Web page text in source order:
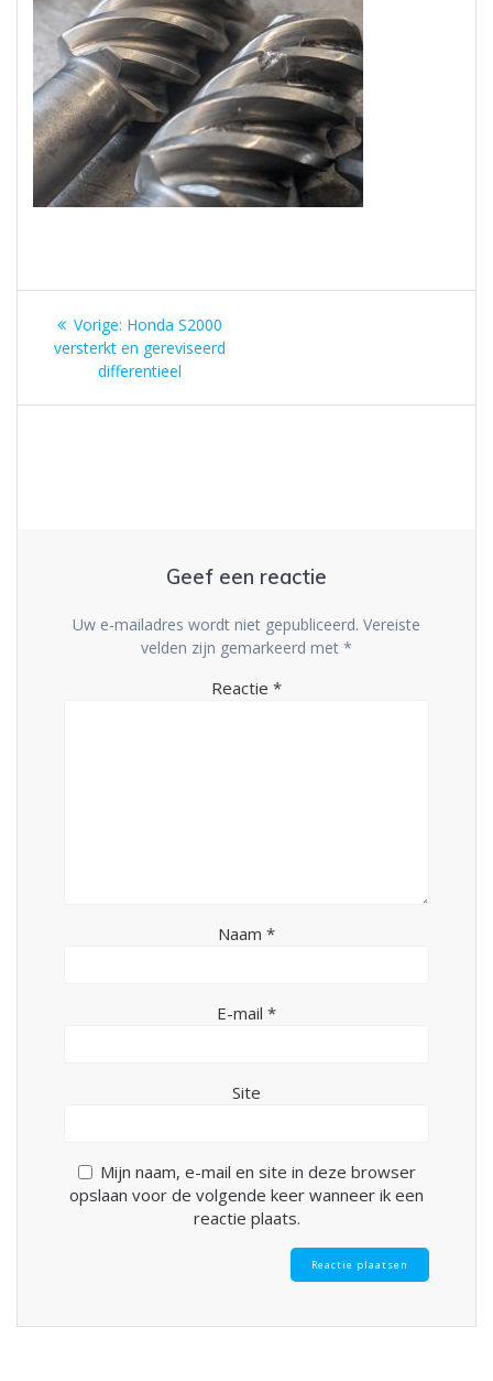
Berichtnavigatie
Vorige: Vorig
bericht:
Honda S2000
versterkt en gereviseerd
differentieel
Geef een reactie
Uw e-mailadres wordt niet gepubliceerd. Vereiste
velden zijn gemarkeerd met *
Reactie *
Naam *
E-mail *
Site
Mijn naam, e-mail en site in deze browser
opslaan voor de volgende keer wanneer ik een
reactie plaats.